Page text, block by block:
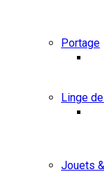
Portage
Linge
Jouets